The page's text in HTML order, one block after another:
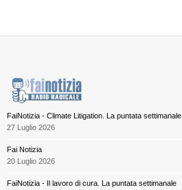
FaiNotizia - Climate Litigation. La puntata settimanale
27 Luglio 2026
Fai Notizia
20 Luglio 2026
FaiNotizia - Il lavoro di cura. La puntata settimanale